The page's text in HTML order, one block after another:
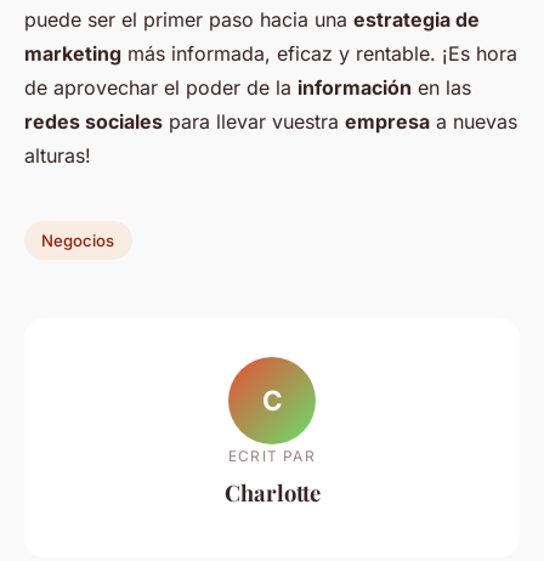
puede ser el primer paso hacia una estrategia de
marketing más informada, eficaz y rentable. ¡Es hora
de aprovechar el poder de la información en las
redes sociales para llevar vuestra empresa a nuevas
alturas!
Negocios
C
ECRIT PAR
Charlotte